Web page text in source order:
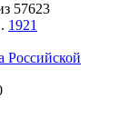
57623
1921
Российской